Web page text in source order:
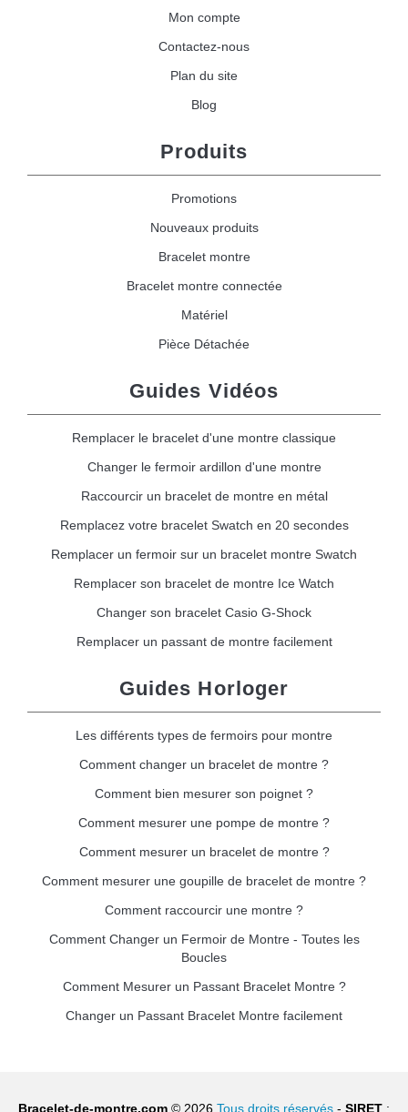
Mon compte
Contactez-nous
Plan du site
Blog
Produits
Promotions
Nouveaux produits
Bracelet montre
Bracelet montre connectée
Matériel
Pièce Détachée
Guides Vidéos
Remplacer le bracelet d'une montre classique
Changer le fermoir ardillon d'une montre
Raccourcir un bracelet de montre en métal
Remplacez votre bracelet Swatch en 20 secondes
Remplacer un fermoir sur un bracelet montre Swatch
Remplacer son bracelet de montre Ice Watch
Changer son bracelet Casio G-Shock
Remplacer un passant de montre facilement
Guides Horloger
Les différents types de fermoirs pour montre
Comment changer un bracelet de montre ?
Comment bien mesurer son poignet ?
Comment mesurer une pompe de montre ?
Comment mesurer un bracelet de montre ?
Comment mesurer une goupille de bracelet de montre ?
Comment raccourcir une montre ?
Comment Changer un Fermoir de Montre - Toutes les
Boucles
Comment Mesurer un Passant Bracelet Montre ?
Changer un Passant Bracelet Montre facilement
Bracelet-de-montre.com © 2026 Tous droits réservés - SIRET :